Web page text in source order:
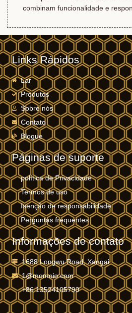
combinam funcionalidade e
Links Rápidos
Lar
Produtos
Sobre nós
Contato
Blogue
Páginas de suporte
política de Privacidade
Termos de uso
Isenção de responsabilidade
Perguntas frequentes
Informações de contato
1688 Longwu Road, Xangai
1@momoio.com
+86 13524105790